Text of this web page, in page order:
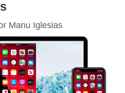
Manu Iglesias